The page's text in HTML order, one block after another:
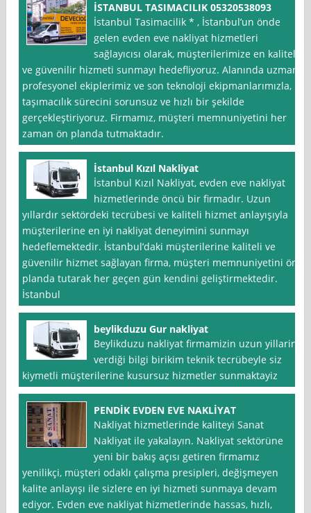
İSTANBUL TASIMACILIK 05320538093
İstanbul Tasimacilik * , İstanbul’un önde
gelen evden eve nakliyat hizmetleri
sağlayıcısı olarak, müşterilerimize en kaliteli
ve güvenilir hizmeti sunmayı hedefliyoruz. Alanında uzman
profesyonel ekiplerimiz ve son teknoloji ekipmanlarımızla,
taşımacılık sürecini sorunsuz ve hızlı bir şekilde
gerçekleştiriyoruz. Firmamız, müşteri memnuniyetini her
zaman ön planda tutmaktadır.
İstanbul Kızıl Nakliyat
İstanbul Kızıl Nakliyat, evden eve nakliyat
hizmetlerinde öncü bir firmadır. Uzun
yıllardır sektördeki tecrübesi ve kaliteli hizmet anlayışıyla
müşterilerine en iyi nakliyat deneyimini sunmayı
hedeflemektedir. İstanbul’daki müşterilerine kaliteli ve
güvenilir hizmet sağlayan firma, müşteri memnuniyetini ön
planda tutarak her geçen gün kendini geliştirmektedir.
İstanbul
beylikduzu Gur nakliyat
Beylikduzu nakliyat firmamizin uzun yillarin
verdiği bilgi birikim teknik tecrübeyle siz
kiymetli müşterilerine kusursuz hizmetler sunmaktayiz
PENDİK EVDEN EVE NAKLİYAT
Nakliyat hizmetlerinde kaliteyi Sanat
Nakliyat ile yakalayın. Nakliyat sektörüne
yeni bir bakış açısı getiren firmamız
yenilikçi, müşteri odaklı çalışma presipleri, değişmeyen
kalite anlayışı ile sizlere en iyi hizmeti sunmaya devam
ediyor. Evden eve nakliyat hizmetlerinde hassas, hızlı,